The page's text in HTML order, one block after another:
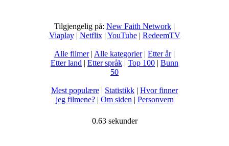
Tilgjengelig på: New Faith Network |
Viaplay| Netflix| YouTube| RedeemTV
Alle filmer| Alle kategorier| Etter år|
Etter land | Etter språk | Top 100 | Bunn
50
Mest populære | Statistikk | Hvor finner
jeg filmene?| Om siden| Personvern
0.63 sekunder